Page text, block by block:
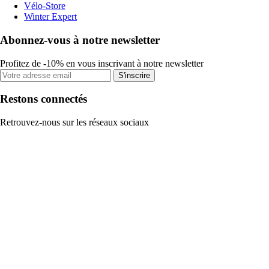
Vélo-Store
Winter Expert
Abonnez-vous à notre newsletter
Profitez de -10% en vous inscrivant à notre newsletter
S'inscrire
Restons connectés
Retrouvez-nous sur les réseaux sociaux